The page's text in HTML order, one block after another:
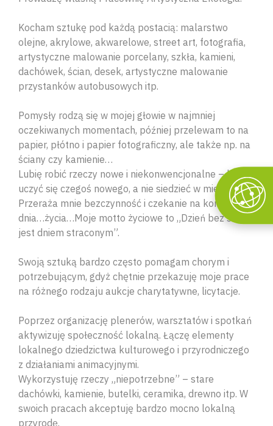
Kocham sztukę pod każdą postacią: malarstwo
olejne, akrylowe, akwarelowe, street art, fotografia,
artystyczne malowanie porcelany, szkła, kamieni,
dachówek, ścian, desek, artystyczne malowanie
przystanków autobusowych itp.
Pomysły rodzą się w mojej głowie w najmniej
oczekiwanych momentach, później przelewam to na
papier, płótno i papier fotograficzny, ale także np. na
ściany czy kamienie…
Lubię robić rzeczy nowe i niekonwencjonalne – lubię
uczyć się czegoś nowego, a nie siedzieć w miejscu.
Przeraża mnie bezczynność i czekanie na koniec
dnia…życia…Moje motto życiowe to „Dzień bez sztuki
jest dniem straconym”.
Swoją sztuką bardzo często pomagam chorym i
potrzebującym, gdyż chętnie przekazuję moje prace
na różnego rodzaju aukcje charytatywne, licytacje.
Poprzez organizację plenerów, warsztatów i spotkań
aktywizuję społeczność lokalną. Łączę elementy
lokalnego dziedzictwa kulturowego i przyrodniczego
z działaniami animacyjnymi.
Wykorzystuję rzeczy „niepotrzebne” – stare
dachówki, kamienie, butelki, ceramika, drewno itp. W
swoich pracach akceptuję bardzo mocno lokalną
przyrodę.